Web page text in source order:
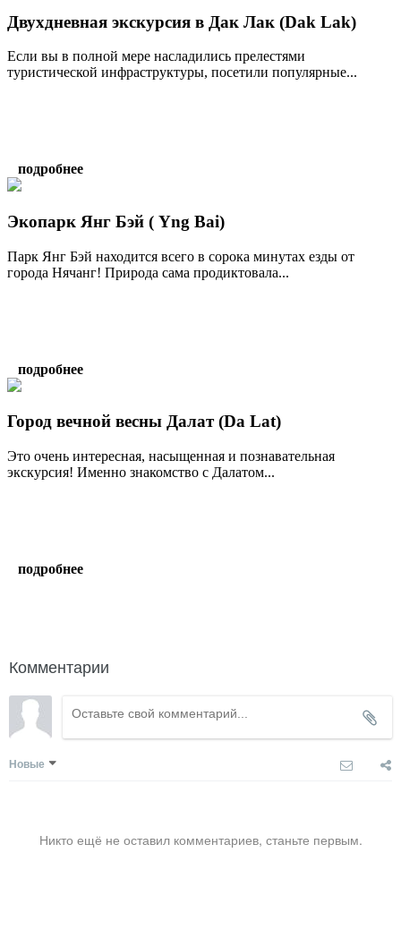
Двухдневная экскурсия в Дак Лак (Dak Lak)
Если вы в полной мере насладились прелестями
туристической инфраструктуры, посетили популярные...
подробнее
Экопарк Янг Бэй ( Yng Bai)
Парк Янг Бэй находится всего в сорока минутах езды от
города Нячанг! Природа сама продиктовала...
подробнее
Город вечной весны Далат (Da Lat)
Это очень интересная, насыщенная и познавательная
экскурсия! Именно знакомство с Далатом...
подробнее
Комментарии
Новые
Никто ещё не оставил комментариев, станьте первым.